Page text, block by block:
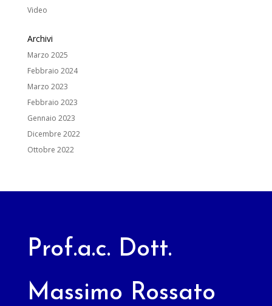
Video
Archivi
Marzo 2025
Febbraio 2024
Marzo 2023
Febbraio 2023
Gennaio 2023
Dicembre 2022
Ottobre 2022
Prof.a.c. Dott.
Massimo Rossato